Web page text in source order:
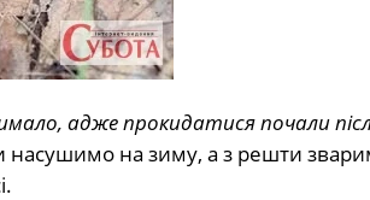
адже прокидатися почали
насушимо на зиму, а з решти